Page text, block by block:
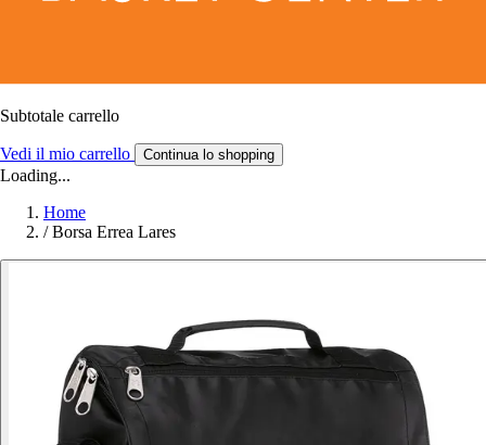
Subtotale carrello
Vedi il mio carrello Continua lo shopping
Loading...
Home
/ Borsa Errea Lares